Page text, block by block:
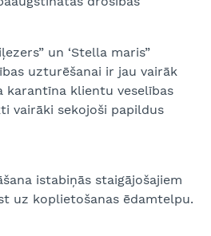
un ‘Stella maris”
uzturēšanai ir jau vairāk
karantīna klientu veselības
vairāki sekojoši papildus
istabiņās staigājošajiem
uz koplietošanas ēdamtelpu.